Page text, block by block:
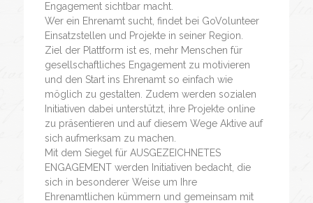
Engagement sichtbar macht.
Wer ein Ehrenamt sucht, findet bei GoVolunteer
Einsatzstellen und Projekte in seiner Region.
Ziel der Plattform ist es, mehr Menschen für
gesellschaftliches Engagement zu motivieren
und den Start ins Ehrenamt so einfach wie
möglich zu gestalten. Zudem werden sozialen
Initiativen dabei unterstützt, ihre Projekte online
zu präsentieren und auf diesem Wege Aktive auf
sich aufmerksam zu machen.
Mit dem Siegel für AUSGEZEICHNETES
ENGAGEMENT werden Initiativen bedacht, die
sich in besonderer Weise um Ihre
Ehrenamtlichen kümmern und gemeinsam mit